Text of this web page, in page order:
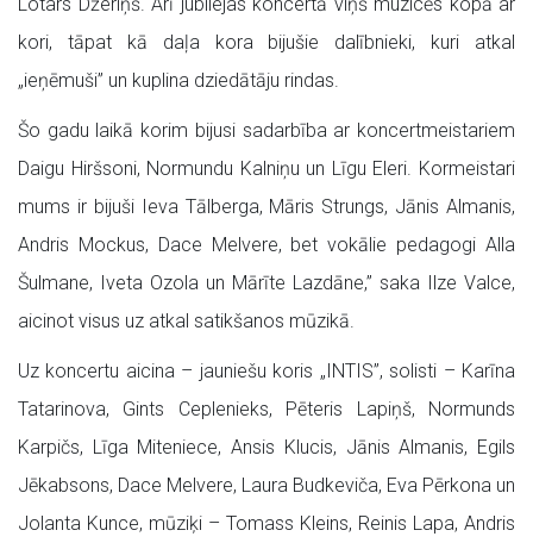
kori, tāpat kā daļa kora bijušie dalībnieki, kuri atkal
„ieņēmuši” un kuplina dziedātāju rindas.
Šo gadu laikā korim bijusi sadarbība ar koncertmeistariem
Daigu Hiršsoni, Normundu Kalniņu un Līgu Eleri. Kormeistari
mums ir bijuši Ieva Tālberga, Māris Strungs, Jānis Almanis,
Andris Mockus, Dace Melvere, bet vokālie pedagogi Alla
Šulmane, Iveta Ozola un Mārīte Lazdāne,” saka Ilze Valce,
aicinot visus uz atkal satikšanos mūzikā.
Uz koncertu aicina – jauniešu koris „INTIS”, solisti – Karīna
Tatarinova, Gints Ceplenieks, Pēteris Lapiņš, Normunds
Karpičs, Līga Miteniece, Ansis Klucis, Jānis Almanis, Egils
Jēkabsons, Dace Melvere, Laura Budkeviča, Eva Pērkona un
Jolanta Kunce, mūziķi – Tomass Kleins, Reinis Lapa, Andris